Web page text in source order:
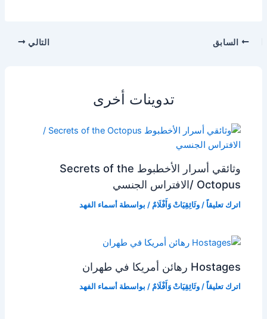
السابق التالي
تدوينات أخرى
وثائقي أسرار الأخطبوط Secrets of the
Octopus /الافتراس الجنسي
اترك تعليقاً /وثَائِقِيَاتْ وَأَفْلَامٌ / بواسطة أسماء الفهد
Hostages رهائن أمريكا في طهران
اترك تعليقاً /وثَائِقِيَاتْ وَأَفْلَامٌ / بواسطة أسماء الفهد